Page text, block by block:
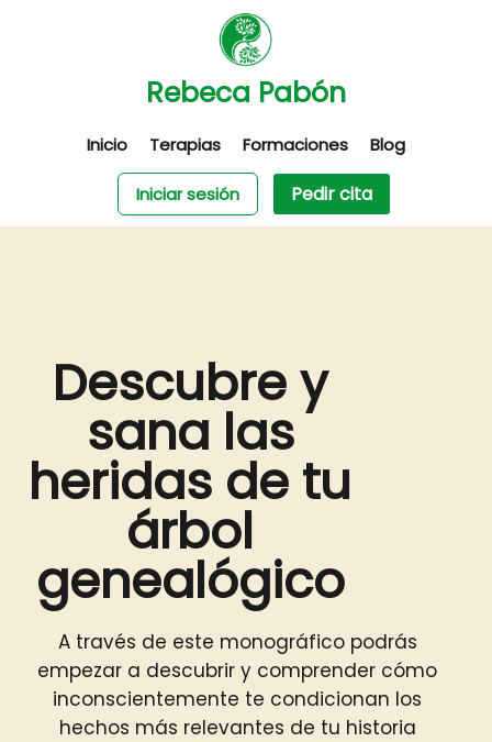
Rebeca Pabón
Inicio Terapias Formaciones Blog
Iniciar sesión Pedir cita
Descubre y
sana las
heridas de tu
árbol
genealógico
A través de este monográfico podrás
empezar a descubrir y comprender cómo
inconscientemente te condicionan los
hechos más relevantes de tu historia